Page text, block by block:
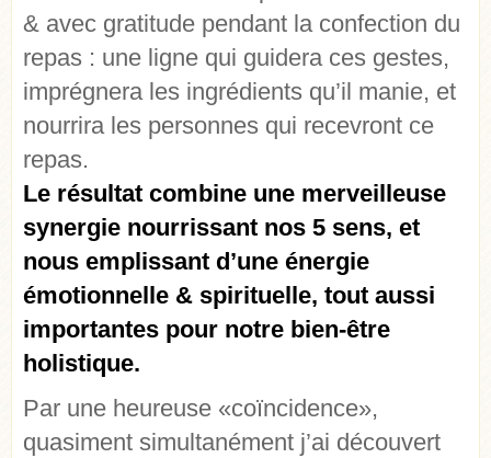
& avec gratitude pendant la confection du
repas : une ligne qui guidera ces gestes,
imprégnera les ingrédients qu’il manie, et
nourrira les personnes qui recevront ce
repas.
Le résultat combine une merveilleuse
synergie nourrissant nos 5 sens, et
nous emplissant d’une énergie
émotionnelle & spirituelle, tout aussi
importantes pour notre bien-être
holistique.
Par une heureuse «coïncidence»,
quasiment simultanément j’ai découvert